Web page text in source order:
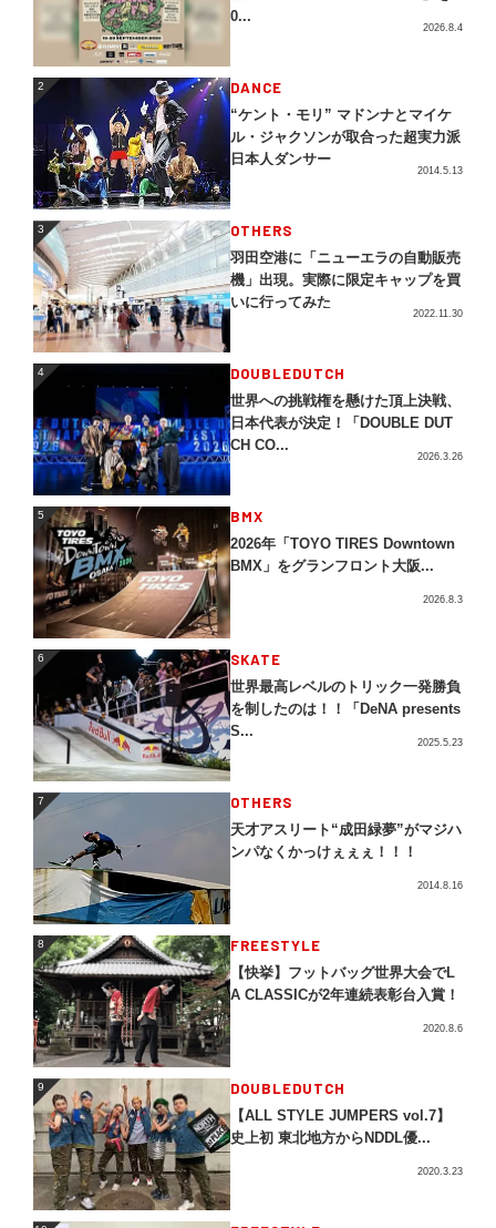
0...
2026.8.4
2 DANCE
“ケント・モリ” マドンナとマイケ
ル・ジャクソンが取合った超実力派
日本人ダンサー
2014.5.13
3 OTHERS
羽田空港に「ニューエラの自動販売
機」出現。実際に限定キャップを買
いに行ってみた
2022.11.30
4 DOUBLEDUTCH
世界への挑戦権を懸けた頂上決戦、
日本代表が決定！「DOUBLE DUT
CH CO...
2026.3.26
5 BMX
2026年「TOYO TIRES Downtown
BMX」をグランフロント大阪...
2026.8.3
6 SKATE
世界最高レベルのトリック一発勝負
を制したのは！！「DeNA presents
S...
2025.5.23
7 OTHERS
天才アスリート“成田緑夢”がマジハ
ンパなくかっけぇぇぇ！！！
2014.8.16
8 FREESTYLE
【快挙】フットバッグ世界大会でL
A CLASSICが2年連続表彰台入賞！
2020.8.6
9 DOUBLEDUTCH
【ALL STYLE JUMPERS vol.7】
史上初 東北地方からNDDL優...
2020.3.23